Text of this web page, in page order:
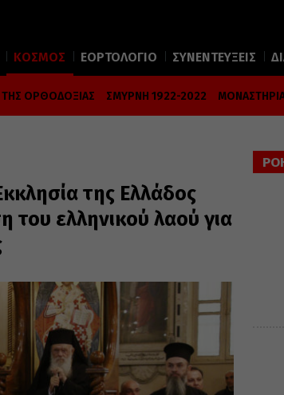
ΚΟΣΜΟΣ ΕΟΡΤΟΛΟΓΙΟ ΣΥΝΕΝΤΕΥΞΕΙΣ
ΟΡΘΟΔΟΞΙΑΣ ΣΜΥΡΝΗ 1922-2022
της Ελλάδος
του ελληνικού λαού για